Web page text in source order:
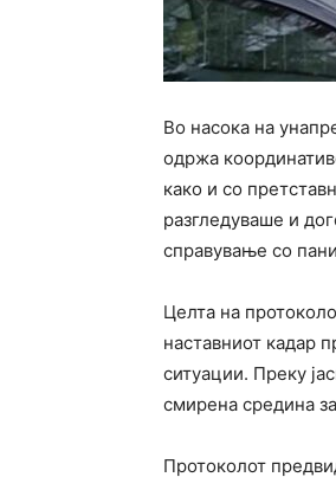
Во насока на
одржа
како и со
разгледуваше и
справување со
Целта на
наставниот кадар
ситуации. Преку
смирена средина
Протоколот